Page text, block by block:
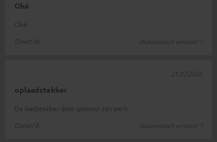
Oké
Oké
Dawit M.
(Automatisch vertaald *)
oplaadstekker
De laadstekker doet gewoon zijn werk.
Daniel B.
(Automatisch vertaald *)
21.07.2026